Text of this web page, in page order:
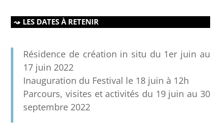
LES DATES À RETENIR
Résidence de création in situ du 1er juin au
17 juin 2022
Inauguration du Festival le 18 juin à 12h
Parcours, visites et activités du 19 juin au 30
septembre 2022